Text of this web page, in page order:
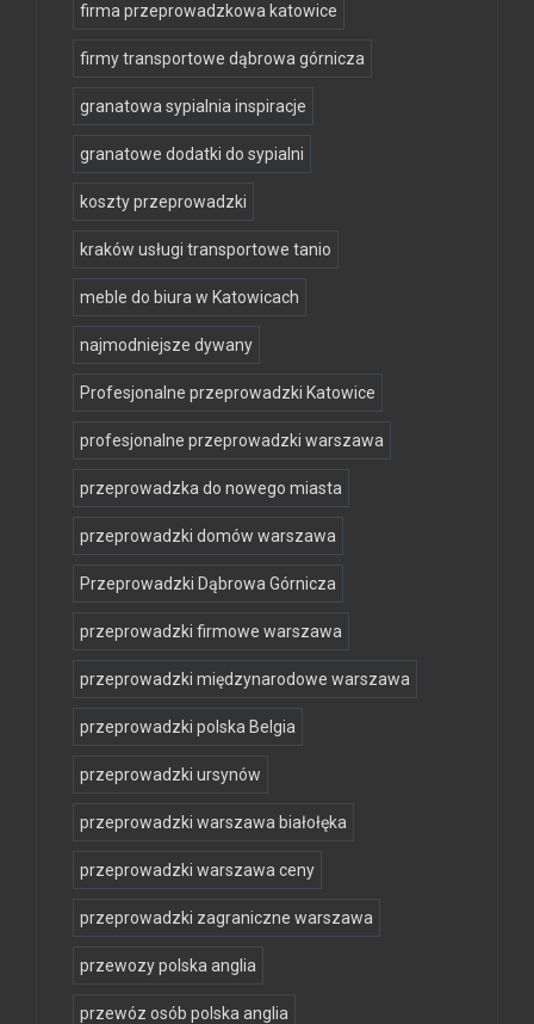
firma przeprowadzkowa katowice
firmy transportowe dąbrowa górnicza
granatowa sypialnia inspiracje
granatowe dodatki do sypialni
koszty przeprowadzki
kraków usługi transportowe tanio
meble do biura w Katowicach
najmodniejsze dywany
Profesjonalne przeprowadzki Katowice
profesjonalne przeprowadzki warszawa
przeprowadzka do nowego miasta
przeprowadzki domów warszawa
Przeprowadzki Dąbrowa Górnicza
przeprowadzki firmowe warszawa
przeprowadzki międzynarodowe warszawa
przeprowadzki polska Belgia
przeprowadzki ursynów
przeprowadzki warszawa białołęka
przeprowadzki warszawa ceny
przeprowadzki zagraniczne warszawa
przewozy polska anglia
przewóz osób polska anglia